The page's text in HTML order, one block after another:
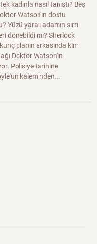
kadınla nasıl tanıştı? Beş
Watson'ın dostu
Yüzü yaralı adamın sırrı
dönebildi mi? Sherlock
planın arkasında kim
Doktor Watson'ın
Polisiye tarihine
kaleminden...